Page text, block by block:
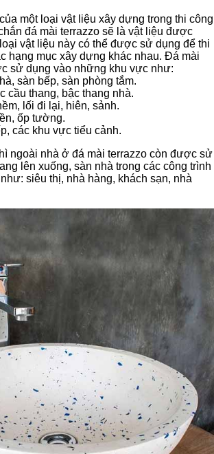
một loại vật liệu xây dựng trong thi công
đá mài terrazzo sẽ là vật liệu được
vật liệu này có thể được sử dụng để thi
hạng mục xây dựng khác nhau. Đá mài
sử dụng vào những khu vực như:
sàn bếp, sàn phòng tắm.
cầu thang, bậc thang nhà.
lối đi lại, hiên, sảnh.
ốp tường.
các khu vực tiểu cảnh.
ngoài nhà ở đá mài terrazzo còn được sử
lên xuống, sàn nhà trong các công trình
siêu thị, nhà hàng, khách sạn, nhà